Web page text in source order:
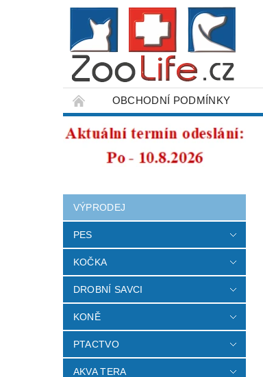
OBCHODNÍ PODMÍNKY
ODSTOUPENÍ OD SMLOUVY
VÝPRODEJ
PES
KOČKA
DROBNÍ SAVCI
KONĚ
PTACTVO
AKVA TERA